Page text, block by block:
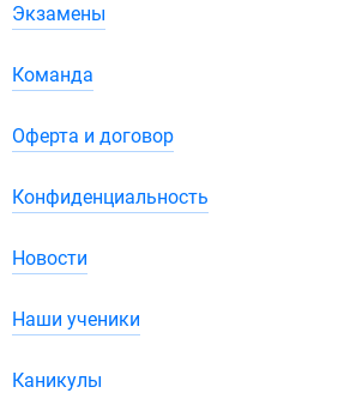
Экзамены
Команда
Оферта и договор
Конфиденциальность
Новости
Наши ученики
Каникулы